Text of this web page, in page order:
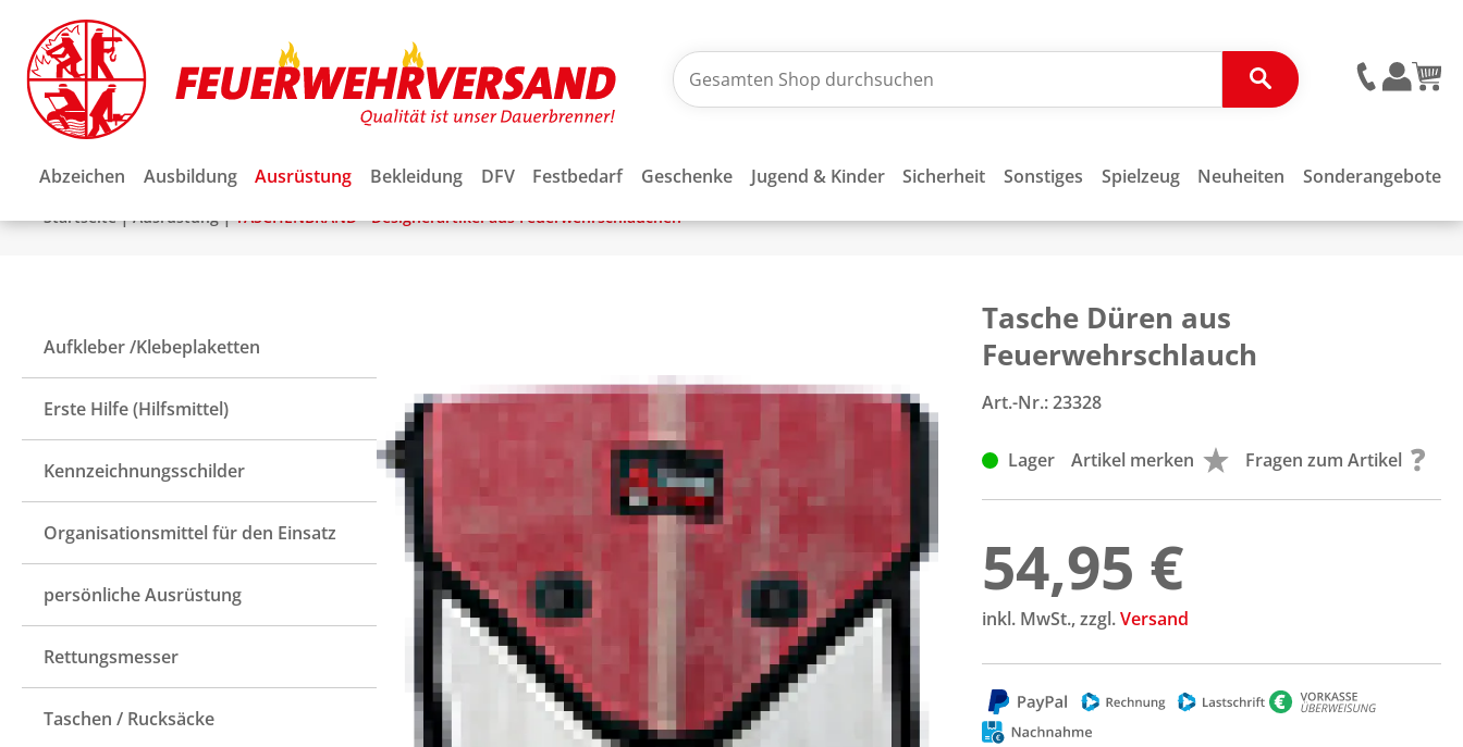
Abzeichen Ausbildung Ausrüstung Bekleidung DFV Festbedarf Geschenke Jugend & Kinder Sicherheit Sonstiges Spielzeug Neuheiten Sonderangebote
Startseite|Ausrüstung|TASCHENBRAND - Designerartikel aus Feuerwehrschläuchen
Aufkleber /Klebeplaketten
Erste Hilfe (Hilfsmittel)
Kennzeichnungsschilder
Organisationsmittel für den Einsatz
persönliche Ausrüstung
Rettungsmesser
Taschen / Rucksäcke
Tasche Düren aus
Feuerwehrschlauch
Art.-Nr.:23328
Lager Artikel merken Fragen zum Artikel
54,95 €
inkl. MwSt., zzgl.Versand